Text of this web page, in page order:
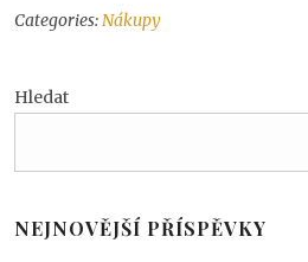
Categories:Nákupy
Hledat
NEJNOVĚJŠÍ PŘÍSPĚVKY